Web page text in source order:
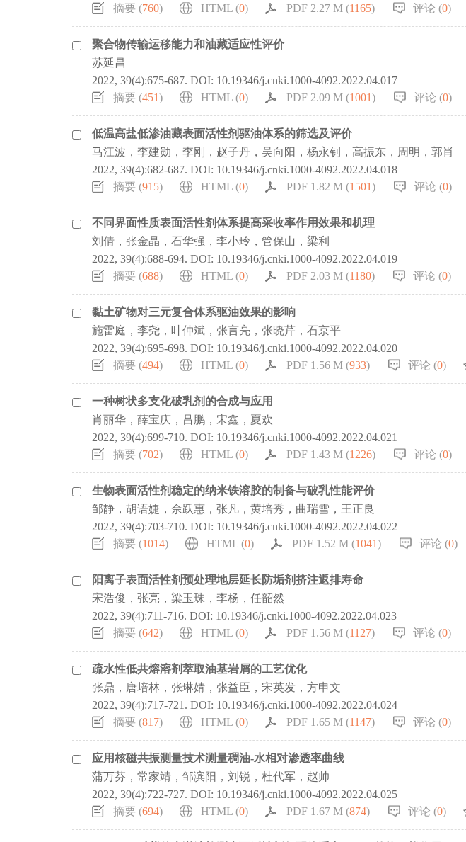
摘要 (760) HTML (0) PDF 2.27 M (1165) 评论 (0)
聚合物传输运移能力和油藏适应性评价
苏延昌
2022, 39(4):675-687. DOI: 10.19346/j.cnki.1000-4092.2022.04.017
摘要 (451) HTML (0) PDF 2.09 M (1001) 评论 (0)
低温高盐低渗油藏表面活性剂驱油体系的筛选及评价
马江波，李建勋，李刚，赵子丹，吴向阳，杨永钊，高振东，周明，郭肖
2022, 39(4):682-687. DOI: 10.19346/j.cnki.1000-4092.2022.04.018
摘要 (915) HTML (0) PDF 1.82 M (1501) 评论 (0)
不同界面性质表面活性剂体系提高采收率作用效果和机理
刘倩，张金晶，石华强，李小玲，管保山，梁利
2022, 39(4):688-694. DOI: 10.19346/j.cnki.1000-4092.2022.04.019
摘要 (688) HTML (0) PDF 2.03 M (1180) 评论 (0)
黏土矿物对三元复合体系驱油效果的影响
施雷庭，李尧，叶仲斌，张言亮，张晓芹，石京平
2022, 39(4):695-698. DOI: 10.19346/j.cnki.1000-4092.2022.04.020
摘要 (494) HTML (0) PDF 1.56 M (933) 评论 (0)
一种树状多支化破乳剂的合成与应用
肖丽华，薛宝庆，吕鹏，宋鑫，夏欢
2022, 39(4):699-710. DOI: 10.19346/j.cnki.1000-4092.2022.04.021
摘要 (702) HTML (0) PDF 1.43 M (1226) 评论 (0)
生物表面活性剂稳定的纳米铁溶胶的制备与破乳性能评价
邹静，胡语婕，佘跃惠，张凡，黄培秀，曲瑞雪，王正良
2022, 39(4):703-710. DOI: 10.19346/j.cnki.1000-4092.2022.04.022
摘要 (1014) HTML (0) PDF 1.52 M (1041) 评论 (0)
阳离子表面活性剂预处理地层延长防垢剂挤注返排寿命
宋浩俊，张亮，梁玉珠，李杨，任韶然
2022, 39(4):711-716. DOI: 10.19346/j.cnki.1000-4092.2022.04.023
摘要 (642) HTML (0) PDF 1.56 M (1127) 评论 (0)
疏水性低共熔溶剂萃取油基岩屑的工艺优化
张鼎，唐培林，张琳婧，张益臣，宋英发，方申文
2022, 39(4):717-721. DOI: 10.19346/j.cnki.1000-4092.2022.04.024
摘要 (817) HTML (0) PDF 1.65 M (1147) 评论 (0)
应用核磁共振测量技术测量稠油-水相对渗透率曲线
蒲万芬，常家靖，邹滨阳，刘锐，杜代军，赵帅
2022, 39(4):722-727. DOI: 10.19346/j.cnki.1000-4092.2022.04.025
摘要 (694) HTML (0) PDF 1.67 M (874) 评论 (0)